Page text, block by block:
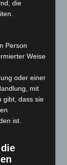
die
Person
Weise
oder einer
mit
gibt, dass sie
ist.